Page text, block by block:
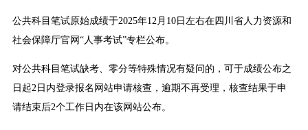
公共科目笔试原始成绩于2025年12月10日左右在四川省人力资源和
社会保障厅官网“人事考试”专栏公布。
对公共科目笔试缺考、零分等特殊情况有疑问的，可于成绩公布之
日起2日内登录报名网站申请核查，逾期不再受理，核查结果于申
请结束后2个工作日内在该网站公布。